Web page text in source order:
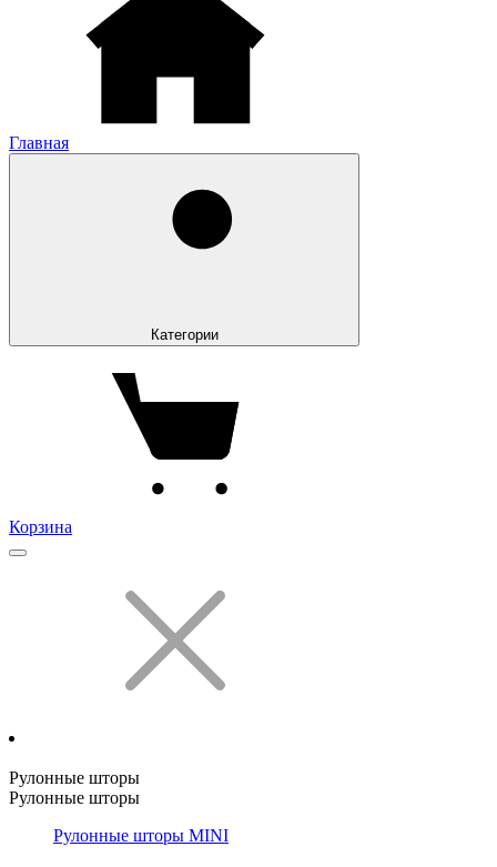
Главная
Категории
Корзина
Рулонные шторы
Рулонные шторы
Рулонные шторы MINI